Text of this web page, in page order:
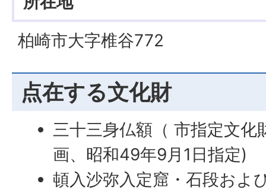
柏崎市大字椎谷772
点在する文化財
三十三身仏額（ 市指定文化
画、昭和49年9月1日指定)
頓入沙弥入定窟・石段およ